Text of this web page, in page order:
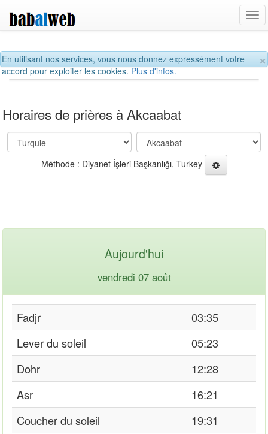
×
En utilisant nos services, vous nous donnez expressément votre
accord pour exploiter les cookies.Plus d'infos.
Horaires de prières à Akcaabat
Méthode : Diyanet İşleri Başkanlığı, Turkey
Aujourd'hui
vendredi 07 août
Fadjr
03:35
Lever du soleil
05:23
Dohr
12:28
Asr
16:21
Coucher du soleil
19:31